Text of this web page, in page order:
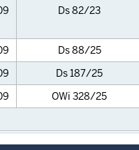
Ds 82/23
Ds 88/25
Ds 187/25
OWi 328/25